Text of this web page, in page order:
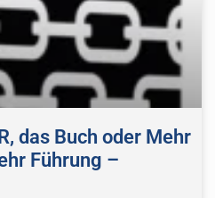
das Buch oder Mehr
Führung –